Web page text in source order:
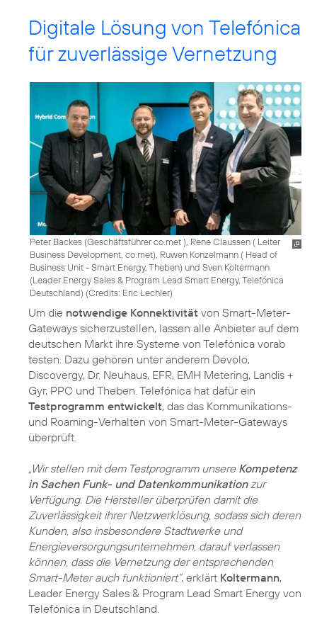
Digitale Lösung von Telefónica
für zuverlässige Vernetzung
Peter Backes (Geschäftsführer co.met ), Rene Claussen ( Leiter
Business Development, co.met), Ruwen Konzelmann ( Head of
Business Unit - Smart Energy, Theben) und Sven Koltermann
(Leader Energy Sales & Program Lead Smart Energy, Telefónica
Deutschland) (Credits: Eric Lechler)
Um die notwendige Konnektivität von Smart-Meter-
Gateways sicherzustellen, lassen alle Anbieter auf dem
deutschen Markt ihre Systeme von Telefónica vorab
testen. Dazu gehören unter anderem Devolo,
Discovergy, Dr. Neuhaus, EFR, EMH Metering, Landis +
Gyr, PPC und Theben. Telefónica hat dafür ein
Testprogramm entwickelt, das das Kommunikations-
und Roaming-Verhalten von Smart-Meter-Gateways
überprüft.
„Wir stellen mit dem Testprogramm unsere Kompetenz
in Sachen Funk- und Datenkommunikationzur
Verfügung. Die Hersteller überprüfen damit die
Zuverlässigkeit ihrer Netzwerklösung, sodass sich deren
Kunden, also insbesondere Stadtwerke und
Energieversorgungsunternehmen, darauf verlassen
können, dass die Vernetzung der entsprechenden
Smart-Meter auch funktioniert“, erklärt Koltermann,
Leader Energy Sales & Program Lead Smart Energy von
Telefónica in Deutschland.